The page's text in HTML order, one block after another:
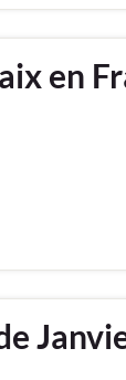
en